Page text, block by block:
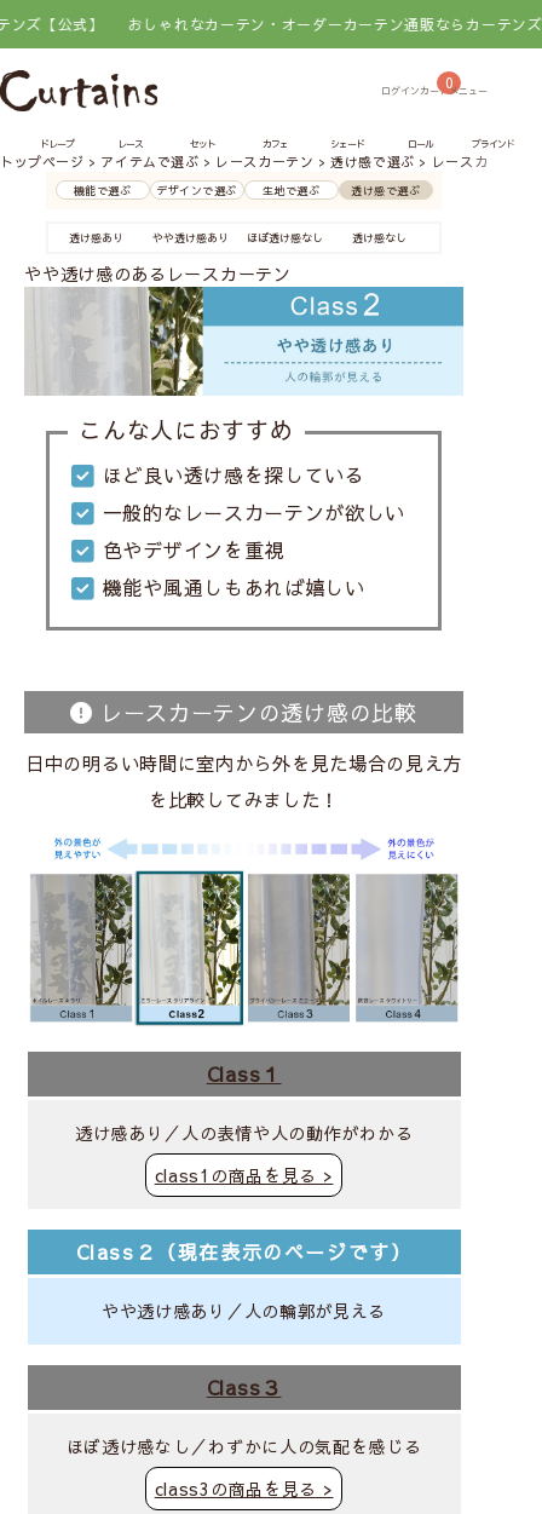
おしゃれなカーテン・オーダーカーテン通販ならカーテンズ【公式】
0
ドレープ レース セット カフェ シェード ロール ブラインド
トップページ アイテムで選ぶ レースカーテン 透け感で選ぶ レースカーテン
機能で選ぶ デザインで選ぶ 生地で選ぶ 透け感で選ぶ
透け感あり やや透け感あり ほぼ透け感なし 透け感なし
やや透け感のあるレースカーテン
こんな人におすすめ
ほど良い透け感を探している
一般的なレースカーテンが欲しい
色やデザインを重視
機能や風通しもあれば嬉しい
レースカーテンの透け感の比較
日中の明るい時間に室内から外を見た場合の見え方
を比較してみました！
Class１
透け感あり／人の表情や人の動作がわかる
class1の商品を見る >
Class２（現在表示のページです）
やや透け感あり／人の輪郭が見える
Class３
ほぼ透け感なし／わずかに人の気配を感じる
class3の商品を見る >